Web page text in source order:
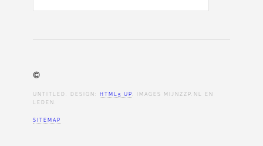
©
UNTITLED. DESIGN: HTML5 UP. IMAGES MIJNZZP.NL EN
LEDEN.
SITEMAP